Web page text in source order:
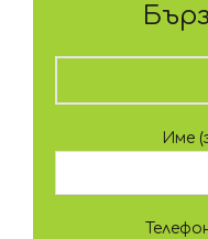
Име